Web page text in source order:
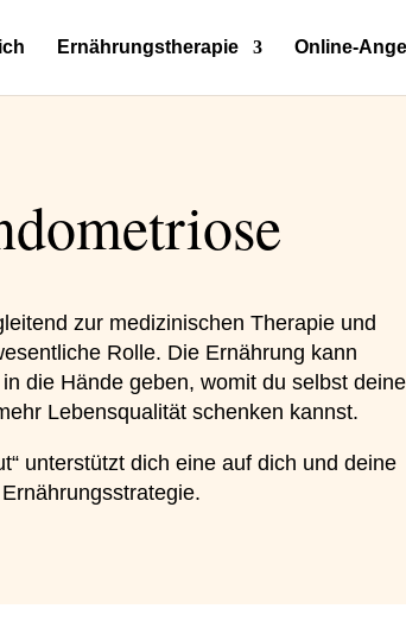
Ernährungstherapie Online-
zur medizinischen Therapie und
Rolle. Die Ernährung kann
die Hände geben, womit du selbst deine
Lebensqualität schenken kannst.
unterstützt dich eine auf dich und deine